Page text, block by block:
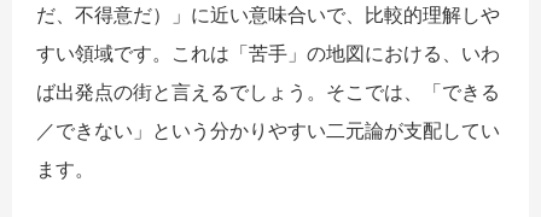
だ、不得意だ）」に近い意味合いで、比較的理解しや
すい領域です。これは「苦手」の地図における、いわ
ば出発点の街と言えるでしょう。そこでは、「できる
／できない」という分かりやすい二元論が支配してい
ます。